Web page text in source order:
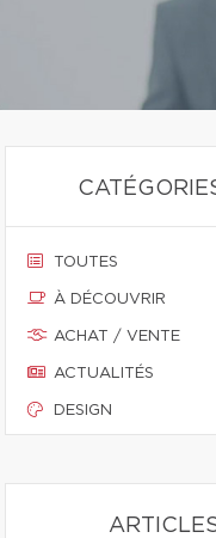
TOUTES
À DÉCOUVRIR
ACHAT / VENTE
ACTUALITÉS
DESIGN